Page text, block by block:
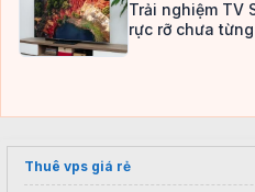
Trải nghiệm TV
rực rỡ chưa
Thuê vps giá rẻ